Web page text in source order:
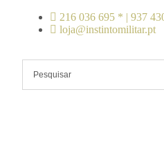
216 036 695 * | 937
loja@instintomilitar.pt